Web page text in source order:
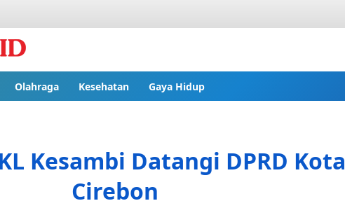
Olahraga Kesehatan Gaya Hidup
Kesambi Datangi DPRD Kota
Cirebon